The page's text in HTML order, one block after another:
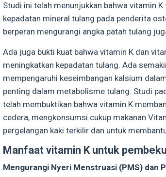
Studi ini telah menunjukkan bahwa vitamin
kepadatan mineral tulang pada penderita
berperan mengurangi angka patah tulang
Ada juga bukti kuat bahwa vitamin K dan
meningkatkan kepadatan tulang. Ada
mempengaruhi keseimbangan kalsium
penting dalam metabolisme tulang. Studi
telah membuktikan bahwa vitamin K
cedera, mengkonsumsi cukup makanan
pergelangan kaki terkilir dan untuk
Manfaat vitamin K untuk
Mengurangi Nyeri Menstruasi (PMS) dan